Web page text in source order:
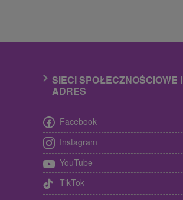
SIECI SPOŁECZNOŚCIOWE I
ADRES
Facebook
Instagram
YouTube
TikTok